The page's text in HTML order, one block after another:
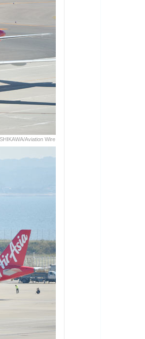
Aviation Wire